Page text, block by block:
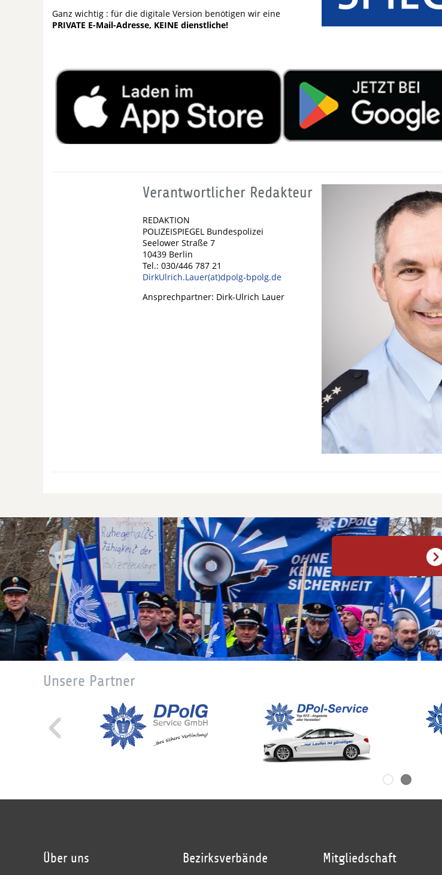
Ganz wichtig : für die digitale Version benötigen wir eine
PRIVATE E-Mail-Adresse, KEINE dienstliche!
Verantwortlicher Redakteur
REDAKTION
POLIZEISPIEGEL Bundespolizei
Seelower Straße 7
10439 Berlin
Tel.: 030/446 787 21
DirkUlrich.Lauer(at)dpolg-bpolg.de
Ansprechpartner: Dirk-Ulrich Lauer
Unsere Partner
Über uns Bezirksverbände Mitgliedschaft